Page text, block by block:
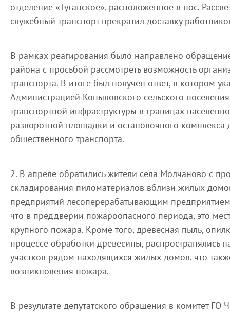
отделение «Туганское», расположенное в пос.
служебный транспорт прекратил доставку
В рамках реагирования было направлено
района с просьбой рассмотреть возможность
транспорта. В итоге был получен ответ, в котором
Администрацией Копыловского сельского
транспортной инфраструктуры в границах
разворотной площадки и остановочного комплекса
общественного транспорта.
2. В апреле обратились жители села Молчаново с
складирования пиломатериалов вблизи жилых
предприятий лесоперерабатывающим
что в преддверии пожароопасного периода, это
крупного пожара. Кроме того, древесная пыль,
процессе обработки древесины, распространялись
участков рядом находящихся жилых домов, что
возникновения пожара.
В результате депутатского обращения в комитет